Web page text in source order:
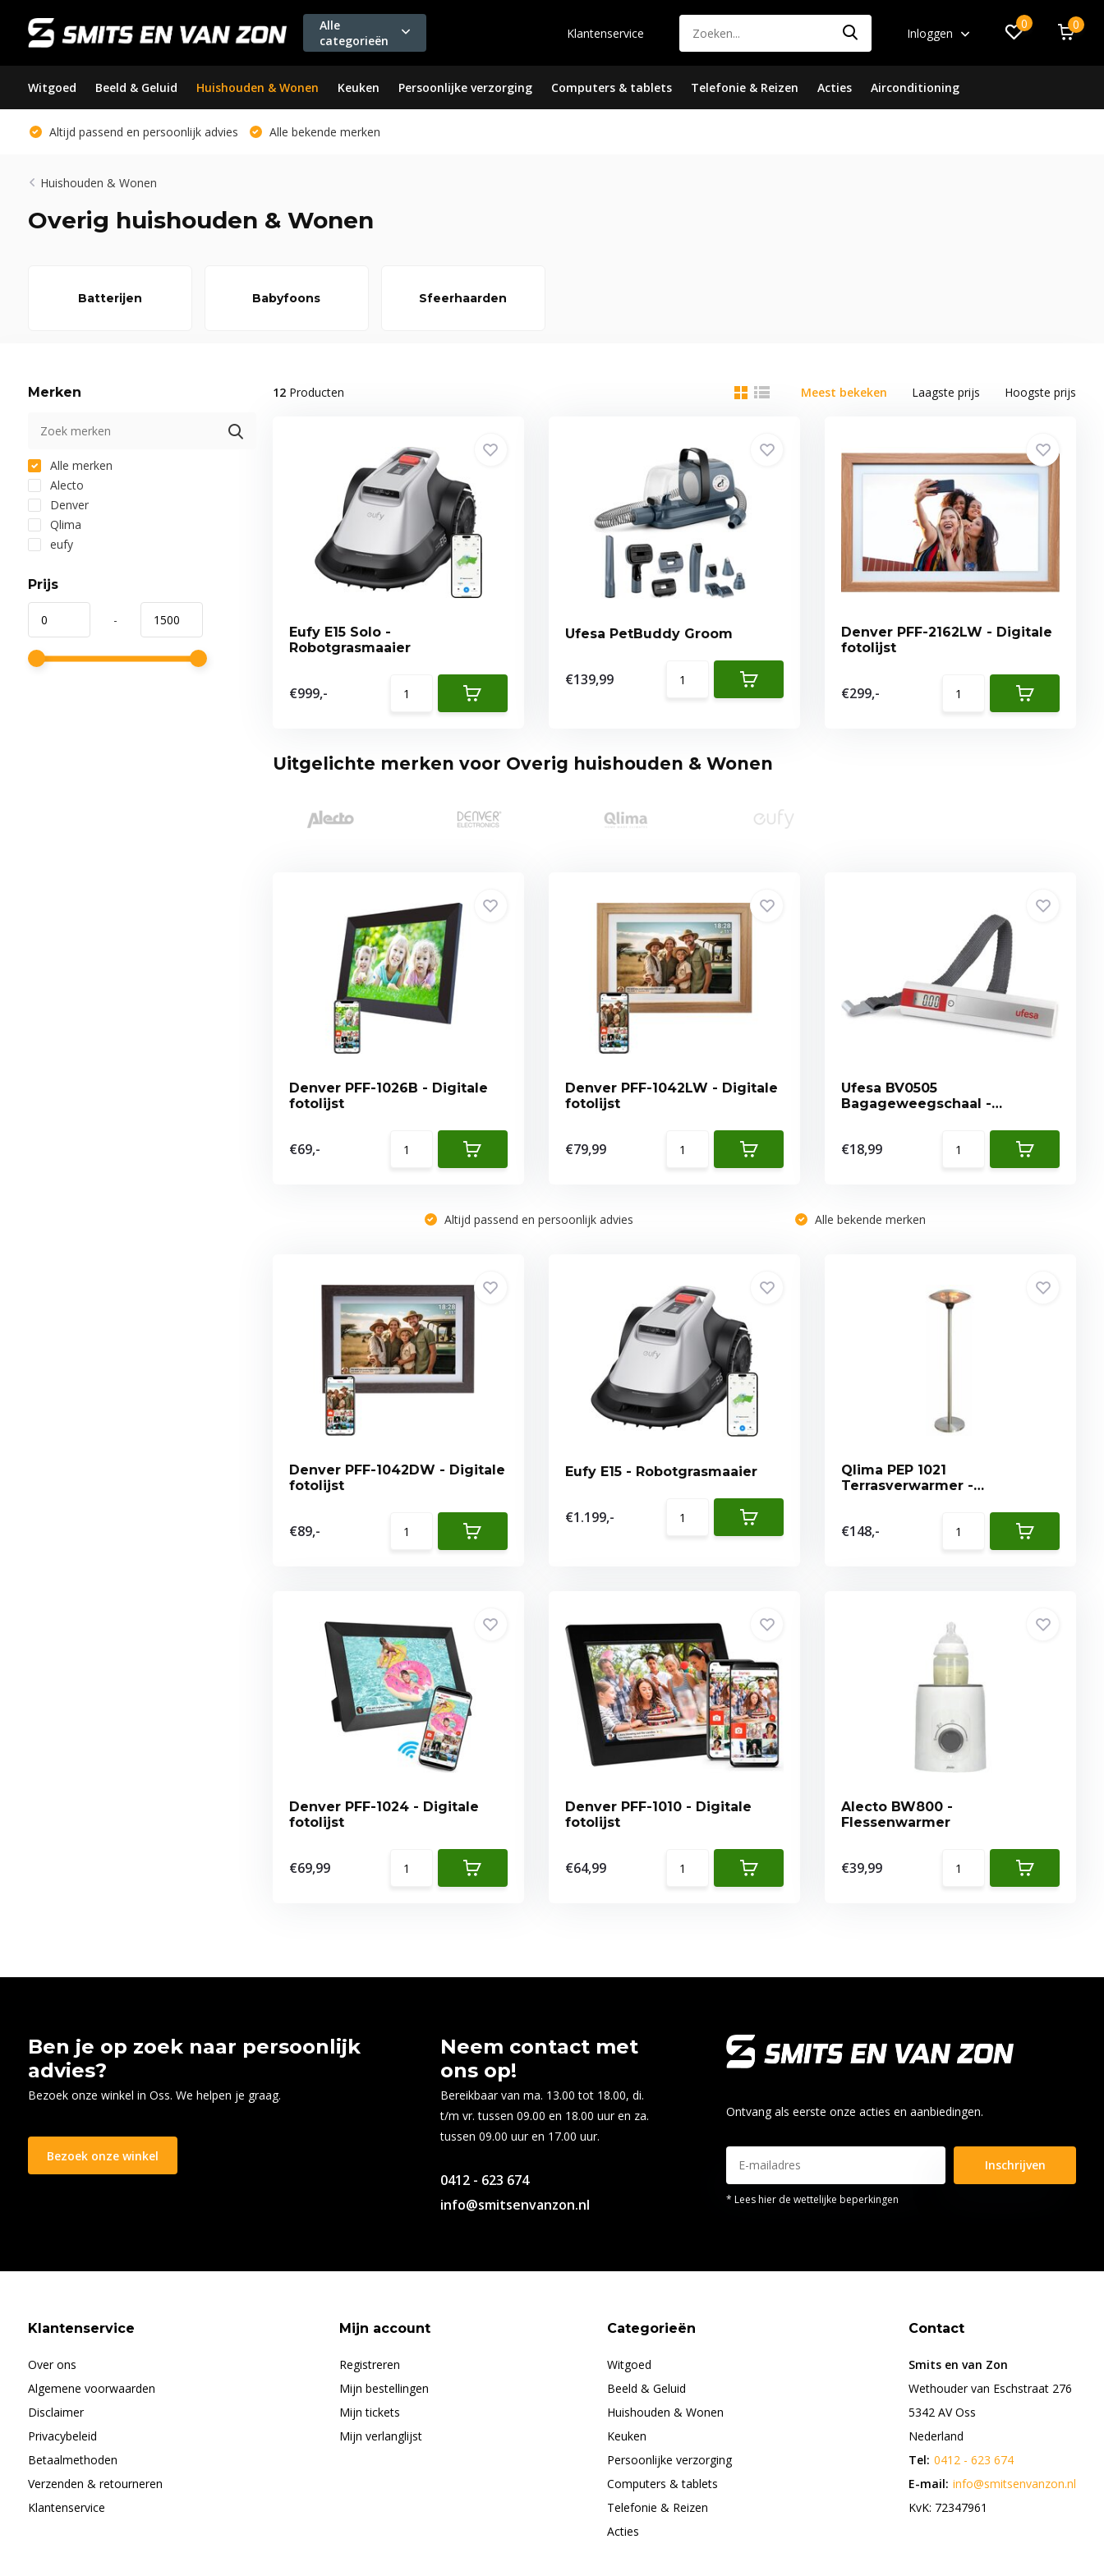
Alle
categorieën
Klantenservice Inloggen
0 0
Witgoed Beeld & Geluid Huishouden & Wonen Keuken Persoonlijke verzorging Computers & tablets Telefonie & Reizen Acties Airconditioning
Altijd passend en persoonlijk advies Alle bekende merken
Huishouden & Wonen
Overig huishouden & Wonen
Batterijen Babyfoons Sfeerhaarden
Merken
Alle merken
Alecto
Denver
Qlima
eufy
Prijs
-
12Producten Meest bekeken Laagste prijs Hoogste prijs
Eufy E15 Solo -
Robotgrasmaaier
€999,-
Ufesa PetBuddy Groom
€139,99
Denver PFF-2162LW - Digitale
fotolijst
€299,-
Uitgelichte merken voor Overig huishouden & Wonen
Denver PFF-1026B - Digitale
fotolijst
€69,-
Denver PFF-1042LW - Digitale
fotolijst
€79,99
Ufesa BV0505
Bagageweegschaal -
€18,99
Altijd passend en persoonlijk advies Alle bekende merken
Denver PFF-1042DW - Digitale
fotolijst
€89,-
Eufy E15 - Robotgrasmaaier
€1.199,-
Qlima PEP 1021
Terrasverwarmer -
€148,-
Denver PFF-1024 - Digitale
fotolijst
€69,99
Denver PFF-1010 - Digitale
fotolijst
€64,99
Alecto BW800 -
Flessenwarmer
€39,99
Ben je op zoek naar persoonlijk
advies?
Bezoek onze winkel in Oss. We helpen je graag.
Bezoek onze winkel
Neem contact met
ons op!
Bereikbaar van ma. 13.00 tot 18.00, di.
t/m vr. tussen 09.00 en 18.00 uur en za.
tussen 09.00 uur en 17.00 uur.
0412 - 623 674
info@smitsenvanzon.nl
Ontvang als eerste onze acties en aanbiedingen.
Inschrijven
* Lees hier de wettelijke beperkingen
Klantenservice
Over ons
Algemene voorwaarden
Disclaimer
Privacybeleid
Betaalmethoden
Verzenden & retourneren
Klantenservice
Mijn account
Registreren
Mijn bestellingen
Mijn tickets
Mijn verlanglijst
Categorieën
Witgoed
Beeld & Geluid
Huishouden & Wonen
Keuken
Persoonlijke verzorging
Computers & tablets
Telefonie & Reizen
Acties
Contact
Smits en van Zon
Wethouder van Eschstraat 276
5342 AV Oss
Nederland
Tel: 0412 - 623 674
E-mail: info@smitsenvanzon.nl
KvK: 72347961